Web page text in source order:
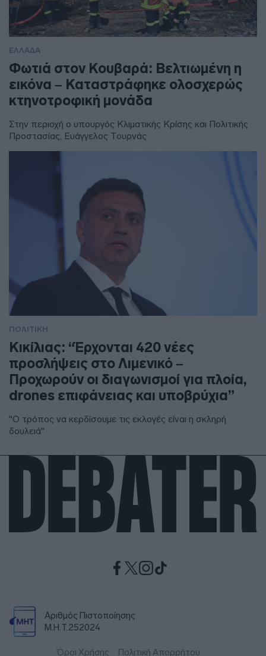
ΕΛΛΑΔΑ
Φωτιά στον Κουβαρά: Βελτιωμένη η
εικόνα – Καταστράφηκε ολοσχερώς
κτηνοτροφική μονάδα
Στην περιοχή ο υπουργός Κλιματικής Κρίσης και Πολιτικής
Προστασίας, Ευάγγελος Τουρνάς
ΠΟΛΙΤΙΚΗ
Κικίλιας: “Έρχονται 420 νέες
προσλήψεις στο Λιμενικό –
Προχωρούν οι διαγωνισμοί για πλοία,
drones επιφάνειας και υποβρύχια”
"Ο τρόπος να κερδίσουμε τις εκλογές είναι η σκληρή
δουλειά"
Αριθμός Πιστοποίησης
Μ.Η.Τ.252024
Όροι Χρήσης Πολιτική Απορρήτου